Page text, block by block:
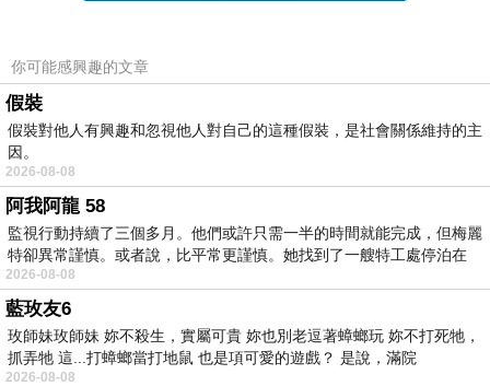
9.你聽過台灣發生過的嚴重事件是什麼？
A: 玻璃娃娃事件
10. 你家中的信仰是屬於哪種，有祭拜哪尊神祇呢?或是其
他？
A: 媽祖
11. 如果可以選一位明星共度晚餐，你第一想到是誰？
A: 蔡健雅
12. 如果這世界上，只剩下老師/建築師/設計師/醫師/會計
師//律師/理財師，在一定會錄取的情況下，你會選擇上述
哪一個職業？為什麼?
你可能感興趣的文章
假裝
假裝對他人有興趣和忽視他人對自己的這種假裝，是社會關係維持的主
因。
2026-08-08
阿我阿龍 58
監視行動持續了三個多月。他們或許只需一半的時間就能完成，但梅麗
特卻異常謹慎。或者說，比平常更謹慎。她找到了一艘特工處停泊在
2026-08-08
藍玫友6
玫師妹玫師妹 妳不殺生，實屬可貴 妳也別老逗著蟑螂玩 妳不打死牠，
抓弄牠 這...打蟑螂當打地鼠 也是項可愛的遊戲？ 是說，滿院
2026-08-08